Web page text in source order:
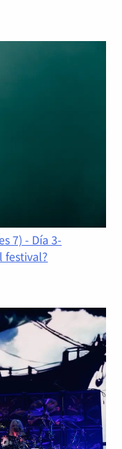
7) - Día 3-
festival?